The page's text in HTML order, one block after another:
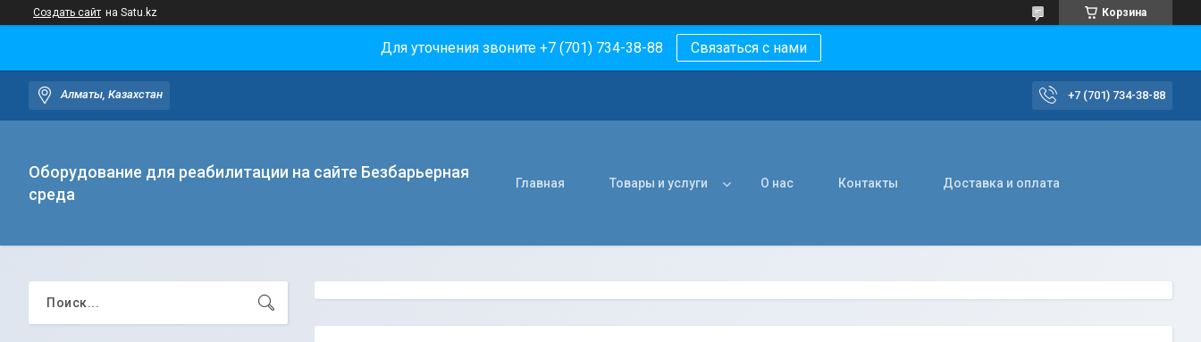
Создать сайт на Satu.kz Корзина
Для уточнения звоните +7 (701) 734-38-88 Связаться с нами
Алматы, Казахстан +7 (701) 734-38-88
Оборудование для реабилитации на сайте Безбарьерная
среда
Главная Товары и услуги О нас Контакты Доставка и оплата